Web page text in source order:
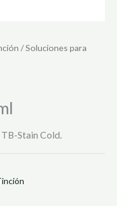
/Soluciones para
Stain Cold.